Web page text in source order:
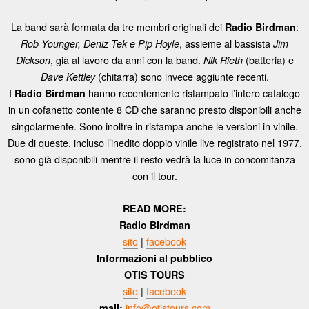
La band sarà formata da tre membri originali dei Radio Birdman:
Rob Younger, Deniz Tek e Pip Hoyle, assieme al bassista Jim
Dickson, già al lavoro da anni con la band. Nik Rieth(batteria) e
Dave Kettley(chitarra) sono invece aggiunte recenti.
I Radio Birdman hanno recentemente ristampato l’intero catalogo
in un cofanetto contente 8 CD che saranno presto disponibili anche
singolarmente. Sono inoltre in ristampa anche le versioni in vinile.
Due di queste, incluso l’inedito doppio vinile live registrato nel 1977,
sono già disponibili mentre il resto vedrà la luce in concomitanza
con il tour.
READ MORE:
Radio Birdman
sito | facebook
Informazioni al pubblico
OTIS TOURS
sito | facebook